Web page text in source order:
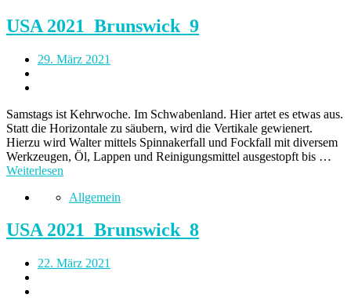
USA 2021_Brunswick_9
29. März 2021
Samstags ist Kehrwoche. Im Schwabenland. Hier artet es etwas aus.
Statt die Horizontale zu säubern, wird die Vertikale gewienert.
Hierzu wird Walter mittels Spinnakerfall und Fockfall mit diversem
Werkzeugen, Öl, Lappen und Reinigungsmittel ausgestopft bis …
Weiterlesen
Allgemein
USA 2021_Brunswick_8
22. März 2021